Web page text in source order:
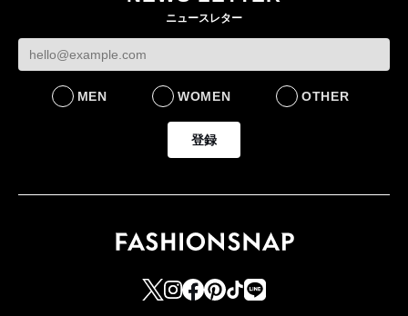
ケットなど7型を発売
FASHION
をラインナップ
LIFESTYLE
ニュースレター
MEN WOMEN OTHER
登録